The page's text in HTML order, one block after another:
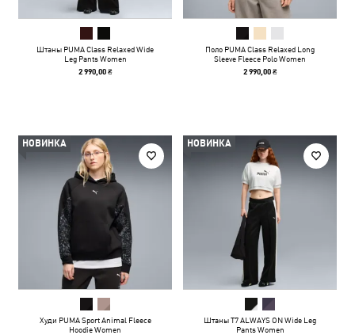
Штаны PUMA Class Relaxed Wide
Leg Pants Women
2 990,00 ₴
Поло PUMA Class Relaxed Long
Sleeve Fleece Polo Women
2 990,00 ₴
НОВИНКА
Худи PUMA Sport Animal Fleece
Hoodie Women
НОВИНКА
Штаны T7 ALWAYS ON Wide Leg
Pants Women